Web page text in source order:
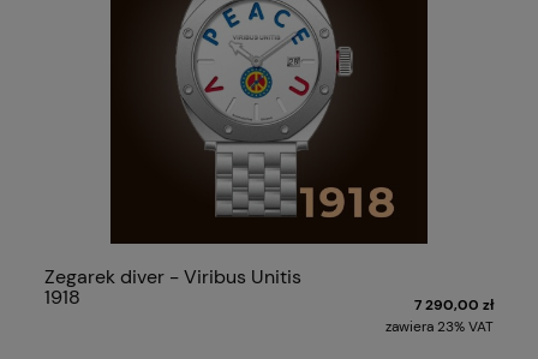
Zegarek diver - Viribus Unitis
1918
7 290,00 zł
zawiera 23% VAT